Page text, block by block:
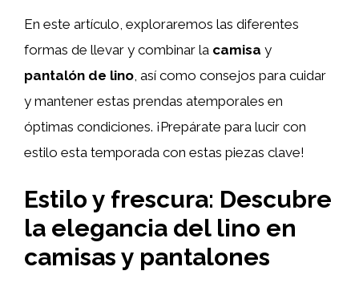
En este artículo, exploraremos las diferentes
formas de llevar y combinar la camisa y
pantalón de lino , así como consejos para cuidar
y mantener estas prendas atemporales en
óptimas condiciones. ¡Prepárate para lucir con
estilo esta temporada con estas piezas clave!
Estilo y frescura: Descubre
la elegancia del lino en
camisas y pantalones